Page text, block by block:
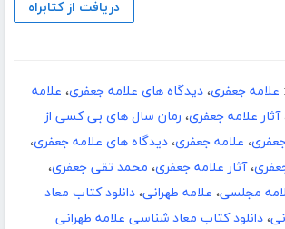
دریافت از کتابراه
علامه جعفری، دیدگاه های علامه جعفری، علامه
آثار علامه جعفری، رمان سال های بی کسی از
، علامه جعفری، دیدگاه های علامه جعفری،
،آثار علامه جعفری، محمد تقی جعفری،
مجلسی، علامه طهرانی، دانلود کتاب معاد
، دانلود کتاب معاد شناسی علامه طهرانی